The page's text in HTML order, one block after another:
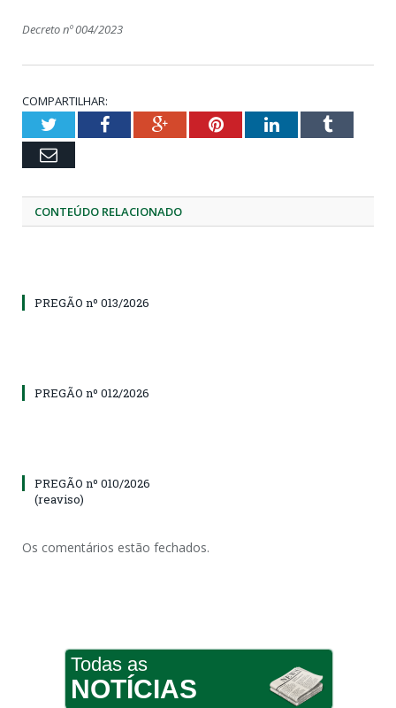
Decreto nº 004/2023
COMPARTILHAR:
TwitterFacebookGoogle+PinterestLinkedInTumblr
Email
CONTEÚDO RELACIONADO
PREGÃO nº 013/2026
PREGÃO nº 012/2026
PREGÃO nº 010/2026
(reaviso)
Os comentários estão fechados.
Todas as
NOTÍCIAS